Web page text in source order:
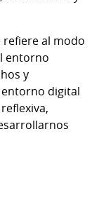
refiere al modo
entorno
y
digital